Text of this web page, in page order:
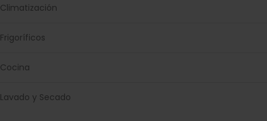
Climatización
Frigoríficos
Cocina
Lavado y Secado